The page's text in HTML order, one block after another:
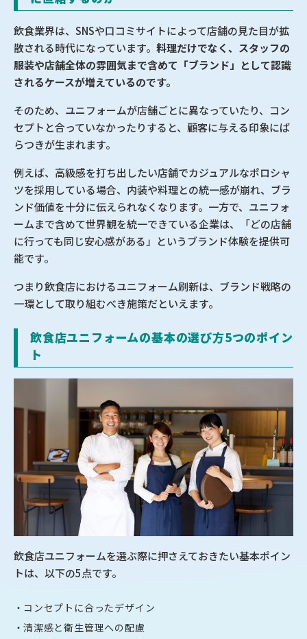
飲食業界は、SNSや口コミサイトによって店舗の見た目が拡
散される時代になっています。 料理だけでなく、スタッフの
服装や店舗全体の雰囲気まで含めて「ブランド」として認識
されるケースが増えているのです。
そのため、ユニフォームが店舗ごとに異なっていたり、コン
セプトと合っていなかったりすると、顧客に与える印象にば
らつきが生まれます。
例えば、高級感を打ち出したい店舗でカジュアルなポロシャ
ツを採用している場合、内装や料理との統一感が崩れ、ブラ
ンド価値を十分に伝えられなくなります。一方で、ユニフォ
ームまで含めて世界観を統一できている企業は、「どの店舗
に行っても同じ安心感がある」というブランド体験を提供可
能です。
つまり飲食店におけるユニフォーム刷新は、ブランド戦略の
一環として取り組むべき施策だといえます。
飲食店ユニフォームの基本の選び方5つのポイン
ト
飲食店ユニフォームを選ぶ際に押さえておきたい基本ポイン
トは、以下の5点です。
コンセプトに合ったデザイン
清潔感と衛生管理への配慮